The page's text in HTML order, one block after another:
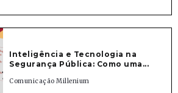
Inteligência e Tecnologia na
Segurança Pública: Como uma...
Comunicação Millenium